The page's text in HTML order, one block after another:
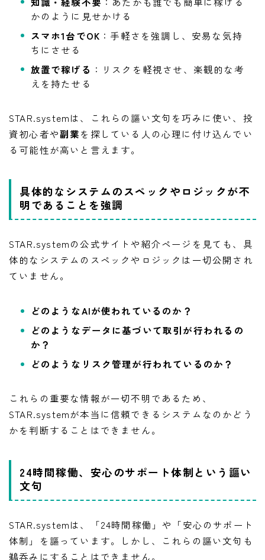
かのように見せかける
スマホ1台でOK ：手軽さを強調し、安易な気持
ちにさせる
放置で稼げる ：リスクを軽視させ、楽観的な考
えを持たせる
STAR.systemは、これらの謳い文句を巧みに使い、投
資初心者や副業を探している人の心理に付け込んでい
る可能性が高いと言えます。
具体的なシステムのスペックやロジックが不
明であることを強調
STAR.systemの公式サイトや紹介ページを見ても、具
体的なシステムのスペックやロジックは一切公開され
ていません。
どのようなAIが使われているのか？
どのようなデータに基づいて取引が行われるの
か？
どのようなリスク管理が行われているのか？
これらの重要な情報が一切不明であるため、
STAR.systemが本当に信頼できるシステムなのかどう
かを判断することはできません。
24時間稼働、安心のサポート体制という謳い
文句
STAR.systemは、「24時間稼働」や「安心のサポート
体制」を謳っています。しかし、これらの謳い文句も
鵜呑みにすることはできません。